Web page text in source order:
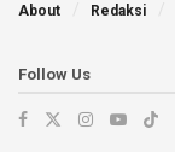
About Redaksi
Follow Us